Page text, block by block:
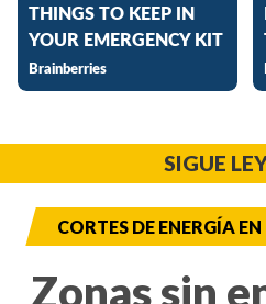
SIGUE
CORTES DE ENERGÍA
Zonas sin